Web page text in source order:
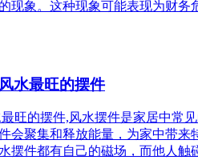
现象。这种现象可能表现为财
水最旺的摆件
旺的摆件,风水摆件是家居中常
会聚集和释放能量，为家中带
摆件都有自己的磁场，而他人